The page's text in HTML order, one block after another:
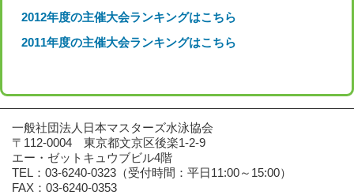
2012年度の主催大会ランキングはこちら
2011年度の主催大会ランキングはこちら
一般社団法人日本マスターズ水泳協会
〒112-0004 東京都文京区後楽1-2-9
エー・ゼットキュウブビル4階
TEL：03-6240-0323 （受付時間：平日11:00～15:00）
FAX：03-6240-0353